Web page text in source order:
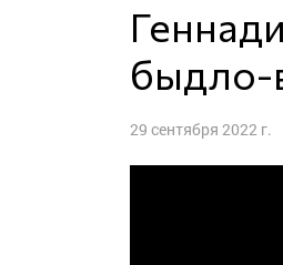
Геннадий Гудков: «Заслуженная кара для
быдло-
29 сентября 2022 г.